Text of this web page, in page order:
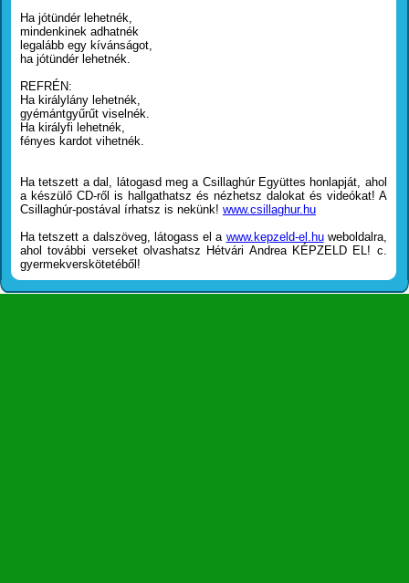
Ha jótündér lehetnék,
mindenkinek adhatnék
legalább egy kívánságot,
ha jótündér lehetnék.
REFRÉN:
Ha királylány lehetnék,
gyémántgyűrűt viselnék.
Ha királyfi lehetnék,
fényes kardot vihetnék.
Ha tetszett a dal, látogasd meg a Csillaghúr Együttes honlapját, ahol
a készülő CD-ről is hallgathatsz és nézhetsz dalokat és videókat! A
Csillaghúr-postával írhatsz is nekünk! www.csillaghur.hu
Ha tetszett a dalszöveg, látogass el a www.kepzeld-el.huweboldalra,
ahol további verseket olvashatsz Hétvári Andrea KÉPZELD EL! c.
gyermekverskötetéből!